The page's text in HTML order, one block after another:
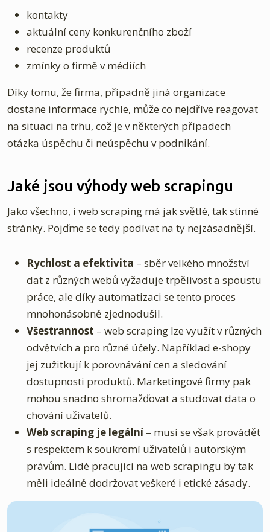
kontakty
aktuální ceny konkurenčního zboží
recenze produktů
zmínky o firmě v médiích
Díky tomu, že firma, případně jiná organizace
dostane informace rychle, může co nejdříve reagovat
na situaci na trhu, což je v některých případech
otázka úspěchu či neúspěchu v podnikání.
Jaké jsou výhody web scrapingu
Jako všechno, i web scraping má jak světlé, tak stinné
stránky. Pojďme se tedy podívat na ty nejzásadnější.
Rychlost a efektivita – sběr velkého množství
dat z různých webů vyžaduje trpělivost a spoustu
práce, ale díky automatizaci se tento proces
mnohonásobně zjednodušil.
Všestrannost – web scraping lze využít v různých
odvětvích a pro různé účely. Například e-shopy
jej zužitkují k porovnávání cen a sledování
dostupnosti produktů. Marketingové firmy pak
mohou snadno shromažďovat a studovat data o
chování uživatelů.
Web scraping je legální– musí se však provádět
s respektem k soukromí uživatelů i autorským
právům. Lidé pracující na web scrapingu by tak
měli ideálně dodržovat veškeré i etické zásady.